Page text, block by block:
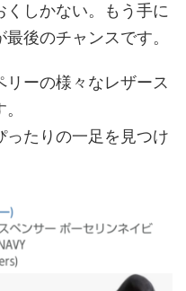
くしかない。もう手に
後のチャンスです。
リーの様々なレザース
たりの一足を見つけ